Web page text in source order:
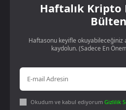
Haftalık Kripto
Haftasonu keyifle
kaydolun. (Sadece En
Okudum ve kabul ediyorum Gizlilik